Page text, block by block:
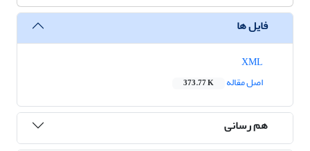
فایل ها
اصل مقاله
373.77 K
هم رسانی